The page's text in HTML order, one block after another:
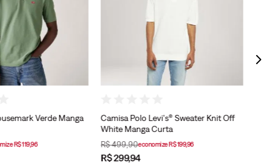
Verde Manga
R$119,96
Camisa Polo Levi's® Sweater Knit Off
White Manga Curta
R$ 499,90economizeR$199,96
R$299,94